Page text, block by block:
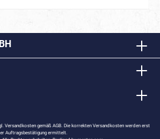
Versandkostengemäß AGB. Die korrekten Versandkosten werden erst
Auftragsbestätigung ermittelt.